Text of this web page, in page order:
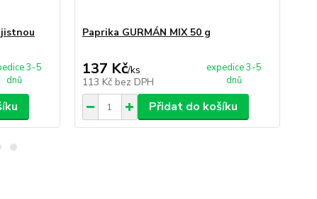
3-5
dnů
Paprika GURMÁN MIX 50 g
137 Kč/ks
113 Kč bez DPH
expedice 3-5
dnů
Přidat do košíku